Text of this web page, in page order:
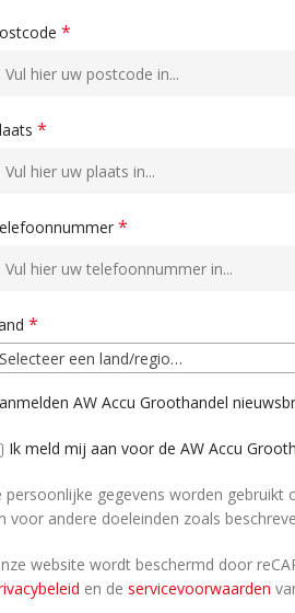
*
*
*
*
Selecteer een land/regio…
AW Accu Groothandel
Ik meld mij aan voor de AW Accu
persoonlijke gegevens worden
voor andere doeleinden zoals
website wordt beschermd door
en de servicevoorwaarden